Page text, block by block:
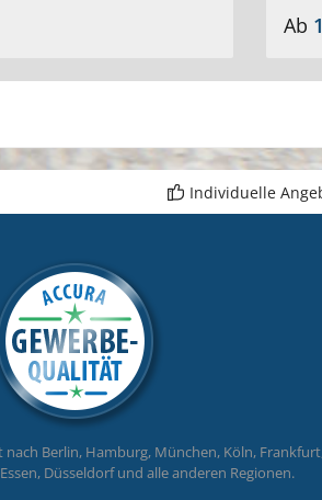
PVC transparent – Saum
Flächengewicht: ca. 630
Verrottung
möglich
ab ca. 1,3 m Höhe
Schweißnähte max.
erhältlich
unterhalb des
Ab
Individuelle
Berlin, Hamburg, München, Köln,
Düsseldorf und alle anderen Regionen.